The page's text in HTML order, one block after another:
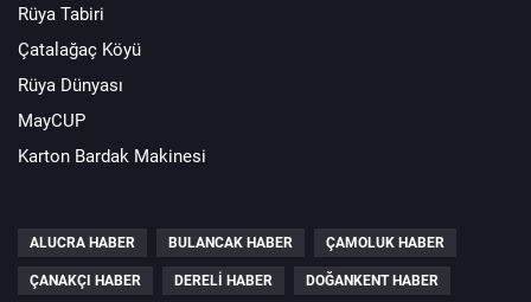
Rüya Tabiri
Çatalağaç Köyü
Rüya Dünyası
MayCUP
Karton Bardak Makinesi
ALUCRA HABER BULANCAK HABER ÇAMOLUK HABER
ÇANAKÇI HABER DERELI HABER DOĞANKENT HABER